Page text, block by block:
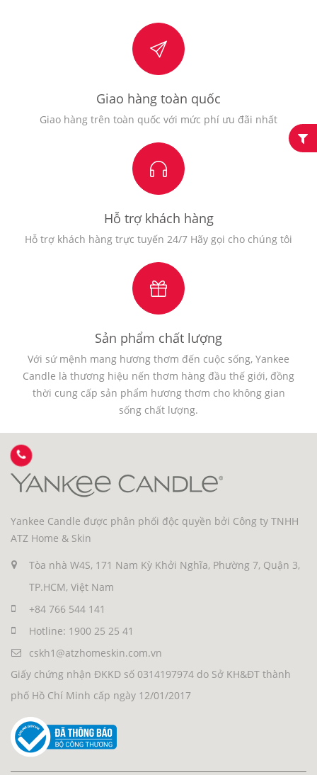
Giao hàng toàn quốc
Giao hàng trên toàn quốc với mức phí ưu đãi nhất
Hỗ trợ khách hàng
Hỗ trợ khách hàng trực tuyến 24/7 Hãy gọi cho chúng tôi
Sản phẩm chất lượng
Với sứ mệnh mang hương thơm đến cuộc sống, Yankee
Candle là thương hiệu nến thơm hàng đầu thế giới, đồng
thời cung cấp sản phẩm hương thơm cho không gian
sống chất lượng.
Yankee Candle được phân phối độc quyền bởi Công ty TNHH
ATZ Home & Skin
Tòa nhà W4S, 171 Nam Kỳ Khởi Nghĩa, Phường 7, Quận 3,
TP.HCM, Việt Nam
+84 766 544 141
Hotline: 1900 25 25 41
cskh1@atzhomeskin.com.vn
Giấy chứng nhận ĐKKD số 0314197974 do Sở KH&ĐT thành
phố Hồ Chí Minh cấp ngày 12/01/2017